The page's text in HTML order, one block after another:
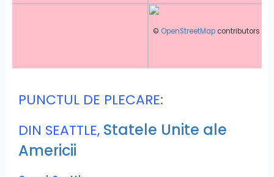
© OpenStreetMap contributors
PUNCTUL DE PLECARE:
DIN SEATTLE, Statele Unite ale
Americii